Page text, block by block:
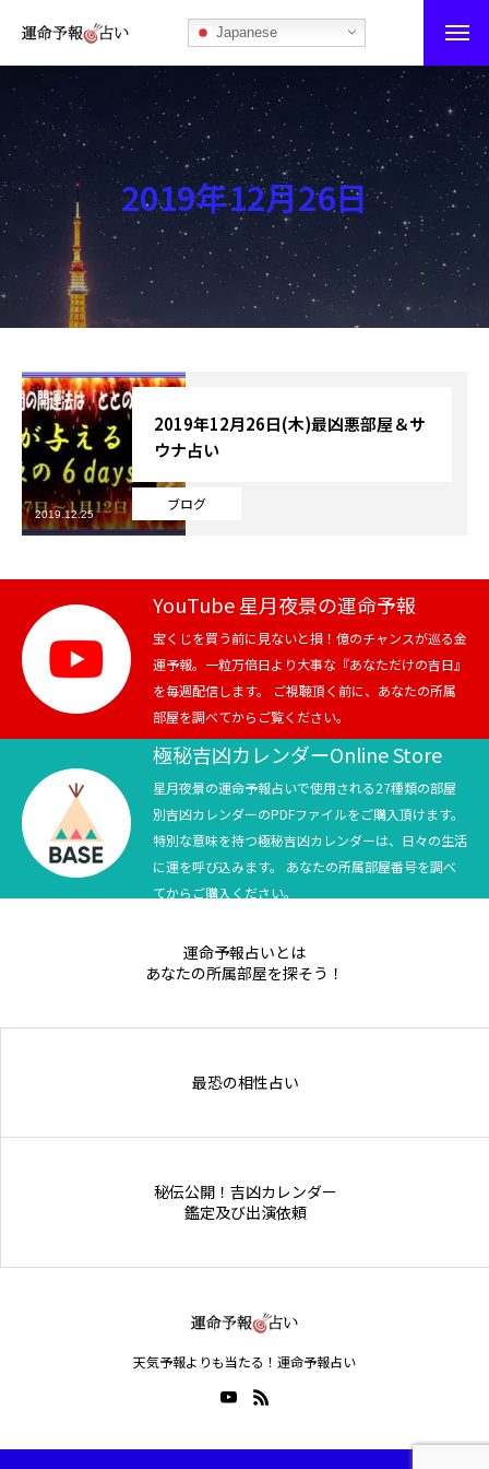
Japanese
運命予報占い
運命予報占いとは
あなたの所属部屋を探そう！
最恐の相性占い
秘伝公開！吉凶カレンダー
記事カテゴリー
ブログ
お知らせ
芸能界
テニス
スポーツ
競馬
テニス四大大会・五輪
テニス四大大会・五輪
2019年12月26日
ブログ
2019年12月26日(木)最凶悪部屋＆サ
ウナ占い
2019.12.25
YouTube 星月夜景の運命予報
宝くじを買う前に見ないと損！億のチャンスが巡る金
運予報。一粒万倍日より大事な『あなただけの吉日』
を毎週配信します。 ご視聴頂く前に、あなたの所属
部屋を調べてからご覧ください。
極秘吉凶カレンダーOnline Store
星月夜景の運命予報占いで使用される27種類の部屋
別吉凶カレンダーのPDFファイルをご購入頂けます。
特別な意味を持つ極秘吉凶カレンダーは、日々の生活
に運を呼び込みます。 あなたの所属部屋番号を調べ
てからご購入ください。
運命予報占いとは
あなたの所属部屋を探そう！
最恐の相性占い
秘伝公開！吉凶カレンダー
鑑定及び出演依頼
天気予報よりも当たる！運命予報占い